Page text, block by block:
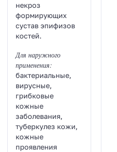
некроз
формирующих
сустав эпифизов
костей.
Для наружного
применения:
бактериальные,
вирусные,
грибковые
кожные
заболевания,
туберкулез кожи,
кожные
проявления